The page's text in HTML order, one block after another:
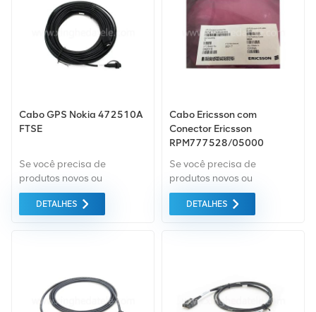
fornecido ao melhor preço
possível.
Cabo GPS Nokia 472510A
FTSE
Se você precisa de
produtos novos ou
renovados, a garantia
abrangente é padrão.
equipamentos do mercado
fornecido ao melhor preço
possível.
DETALHES
Cabo Ericsson com
Conector Ericsson
RPM777528/05000
Se você precisa de
produtos novos ou
renovados, a garantia
abrangente é padrão.
equipamentos do mercado
possível.
DETALHES